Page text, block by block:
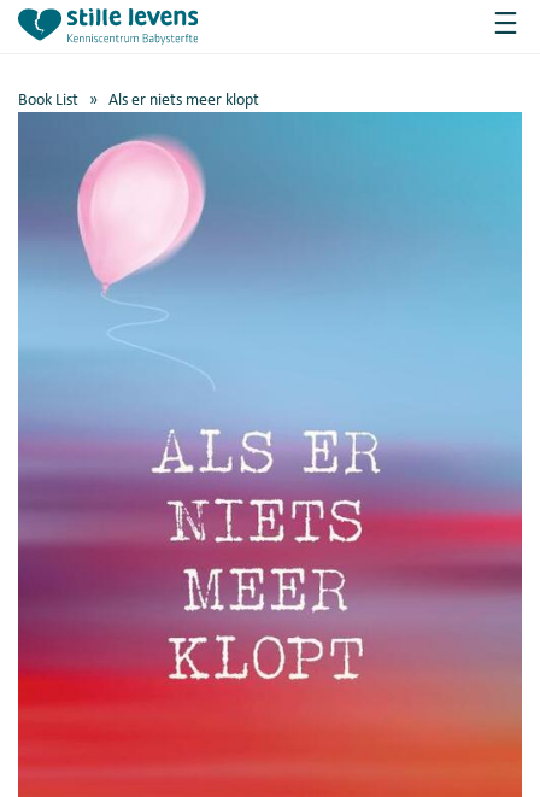
Book List » Als er niets meer klopt